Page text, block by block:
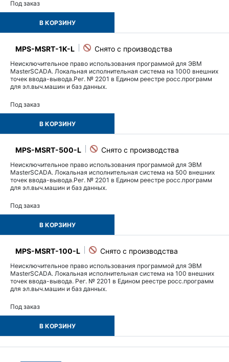
Под заказ
В КОРЗИНУ
MPS-MSRT-1K-L
Неисключительное право использования программой для ЭВМ
MasterSCADA. Локальная исполнительная система на 1000 внешних
точек ввода-вывода.Рег. № 2201 в Едином реестре росс.программ
для эл.выч.машин и баз данных.
Под заказ
В КОРЗИНУ
MPS-MSRT-500-L
Неисключительное право использования программой для ЭВМ
MasterSCADA. Локальная исполнительная система на 500 внешних
точек ввода-вывода.Рег. № 2201 в Едином реестре росс.программ
для эл.выч.машин и баз данных.
Под заказ
В КОРЗИНУ
MPS-MSRT-100-L
Неисключительное право использования программой для ЭВМ
MasterSCADA. Локальная исполнительная система на 100 внешних
точек ввода-вывода. Рег. № 2201 в Едином реестре росс.программ
для эл.выч.машин и баз данных.
Под заказ
В КОРЗИНУ